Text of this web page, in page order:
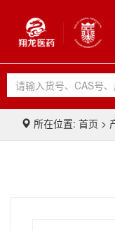
所在位置: 首页 >